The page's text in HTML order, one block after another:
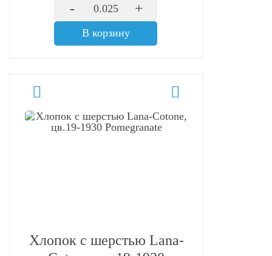
- +
В корзину
Хлопок с шерстью Lana-